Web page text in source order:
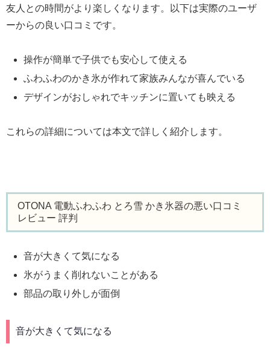
友人との時間がより楽しくなります。以下は実際のユーザ
ーからの良い口コミです。
操作が簡単で子供でも安心して使える
ふわふわのかき氷が作れて家族みんなが喜んでいる
デザインがおしゃれでキッチンに置いても映える
これらの詳細については本文で詳しく紹介します。
OTONA 電動ふわふわ とろ雪 かき氷器の悪い口コミ
レビュー 評判
音が大きくて気になる
氷がうまく削れないことがある
部品の取り外しが面倒
音が大きくて気になる